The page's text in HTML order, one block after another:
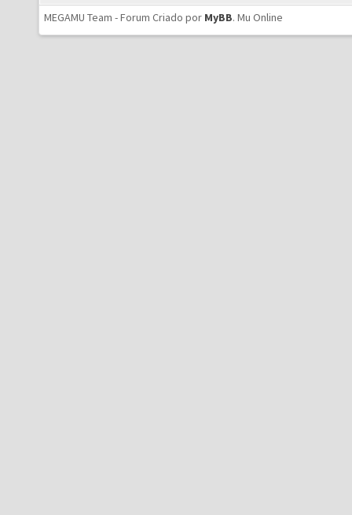
MEGAMU Team - Forum Criado por MyBB. Mu Online